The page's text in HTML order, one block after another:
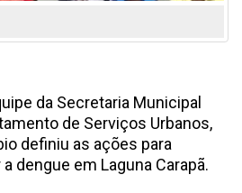
da Secretaria Municipal
de Serviços Urbanos,
definiu as ações para
dengue em Laguna Carapã.